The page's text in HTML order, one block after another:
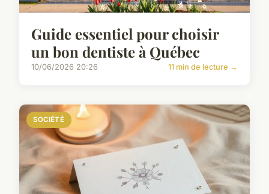
Guide essentiel pour choisir
un bon dentiste à Québec
10/06/2026 20:26 11 min de lecture →
SOCIÉTÉ